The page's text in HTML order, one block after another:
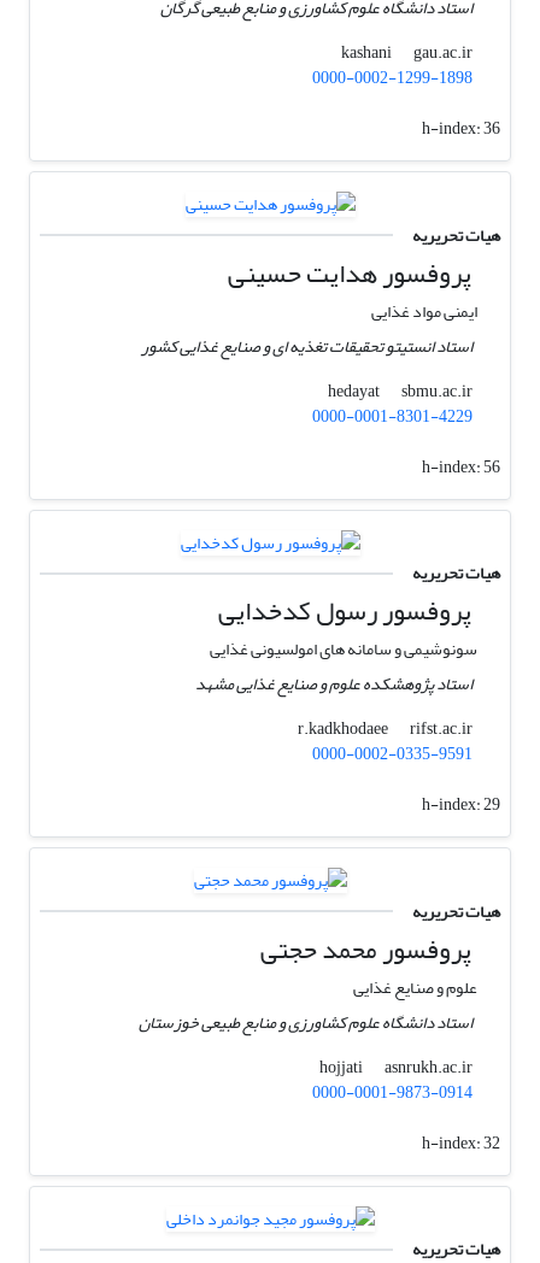
استاد دانشگاه علوم کشاورزی و منابع طبیعی گرگان
kashani
gau.ac.ir
0000-0002-1299-1898
h-index:36
هیات تحریریه
پروفسور هدایت حسینی
ایمنی مواد غذایی
استاد انستیتو تحقیقات تغذیه ای و صنایع غذایی کشور
hedayat
sbmu.ac.ir
0000-0001-8301-4229
h-index:56
هیات تحریریه
پروفسور رسول کدخدایی
سونوشیمی و سامانه های امولسیونی غذایی
استاد پژوهشکده علوم و صنایع غذایی مشهد
r.kadkhodaee
rifst.ac.ir
0000-0002-0335-9591
h-index:29
هیات تحریریه
پروفسور محمد حجتی
علوم و صنایع غذایی
استاد دانشگاه علوم کشاورزی و منابع طبیعی خوزستان
hojjati
asnrukh.ac.ir
0000-0001-9873-0914
h-index:32
هیات تحریریه